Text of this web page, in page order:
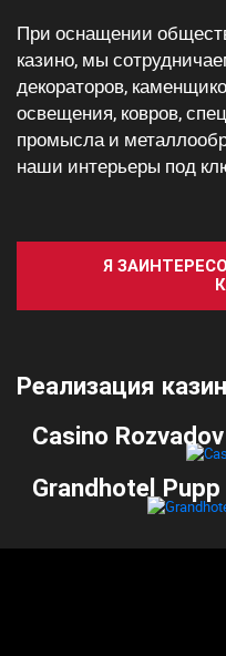
При оснащении
казино, мы
декораторов,
освещения, ковров,
промысла и
наши интерьеры под
Я
Реализация
Casino Rozvadov
Grandhotel